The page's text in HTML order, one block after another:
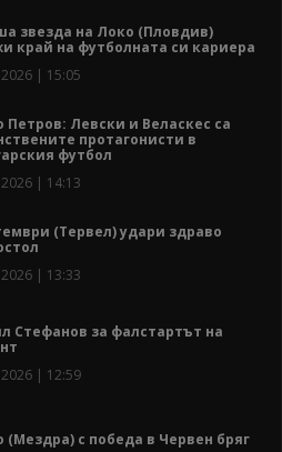
звезда на Локо (Пловдив)
край на футболната си кариера
2026 | 15:05
Петров: Левски и Веласкес са
протагонисти в
футбол
2026 | 14:13
(Тервел) удари здраво
2026 | 13:33
Стефанов за фалстартът на
2026 | 12:59
(Мездра) с победа в Червен бряг